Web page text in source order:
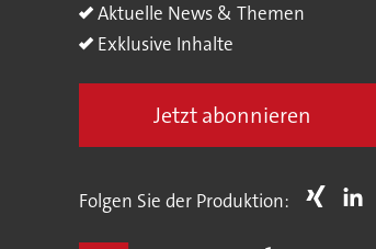
Aktuelle News & Themen
Exklusive Inhalte
Jetzt abonnieren
Folgen Sie der Produktion: